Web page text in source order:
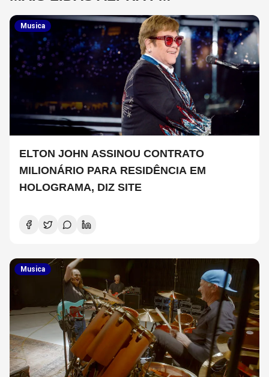
Musica
ELTON JOHN ASSINOU CONTRATO
MILIONÁRIO PARA RESIDÊNCIA EM
HOLOGRAMA, DIZ SITE
Musica